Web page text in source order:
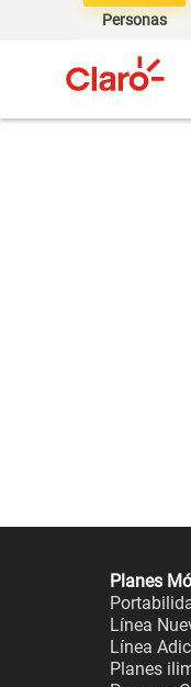
Personas
Planes
Línea
Línea
Planes